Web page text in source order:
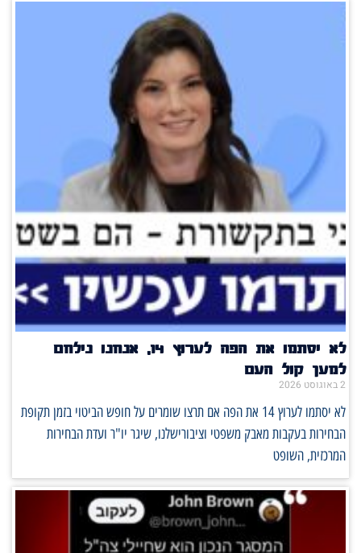
לא יסתמו את הפה לערוץ 14, אנחנו נילחם
למען קול העם
2 באוגוסט 2026
לא יסתמו לערוץ 14 את הפה אם תרצו שומרים על חופש הביטוי בזמן תקופת
הבחירות בעקבות מאבק משפטי וציבורישלנו, שיגר יו"ר ועדת הבחירות
המרכזית, השופט